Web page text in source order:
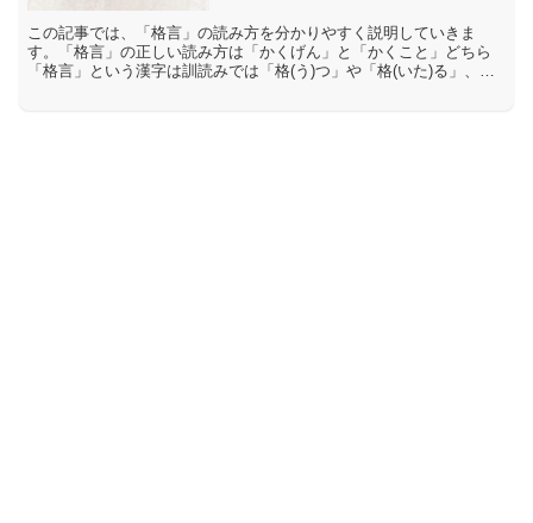
この記事では、「格言」の読み方を分かりやすく説明していきま
す。「格言」の正しい読み方は「かくげん」と「かくこと」どちら
「格言」という漢字は訓読みでは「格(う)つ」や「格(いた)る」、